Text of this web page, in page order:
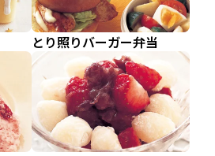
とり照りバーガー弁当